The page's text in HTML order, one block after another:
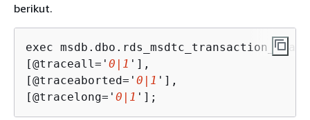
berikut.
exec
[@traceall=' 0|1 '],
[@traceaborted=' 0|1 '],
[@tracelong=' 0|1 '];